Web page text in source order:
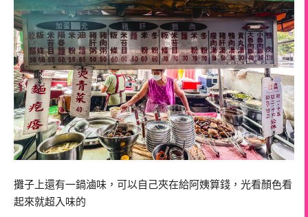
攤子上還有一鍋滷味，可以自己夾在給阿姨算錢，光看顏色看
起來就超入味的